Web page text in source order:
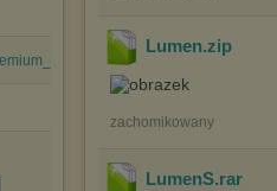
Lumen.zip
zachomikowany
LumenS.rar